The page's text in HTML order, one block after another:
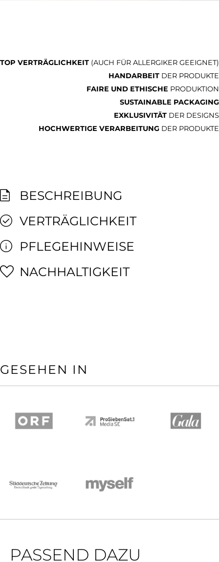
TOP VERTRÄGLICHKEIT (AUCH FÜR ALLERGIKER GEEIGNET)
HANDARBEIT DER PRODUKTE
FAIRE UND ETHISCHE PRODUKTION
SUSTAINABLE PACKAGING
EXKLUSIVITÄT DER DESIGNS
HOCHWERTIGE VERARBEITUNG DER PRODUKTE
BESCHREIBUNG
VERTRÄGLICHKEIT
PFLEGEHINWEISE
NACHHALTIGKEIT
GESEHEN IN
PASSEND DAZU